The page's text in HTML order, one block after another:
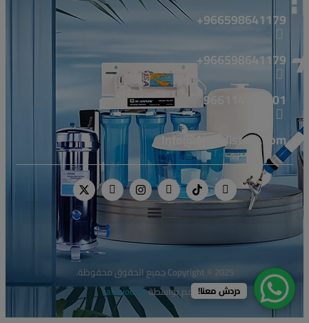
966598641179+
966598641179+
966114160001
Info@alwadistore.com
Copyright © 2025 جميع الحقوق محفوظة.
مصمم بواسطةtawajod.ae دردش معنا!